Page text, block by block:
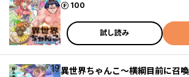
100
ポイント
試し読み
異世界ちゃんこ～横綱目前に召